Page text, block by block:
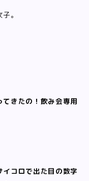
。
きたの！飲み会専用
コロで出た目の数字